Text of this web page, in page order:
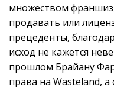
множеством
продавать или
прецеденты,
исход не кажется
прошлом Брайану
права на Wasteland,